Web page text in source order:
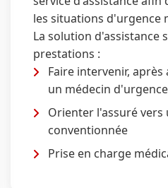
les situations d'urgence
La solution d'assistance
prestations :
Faire intervenir,
un médecin d'urgence
Orienter l'assuré vers
conventionnée
Prise en charge